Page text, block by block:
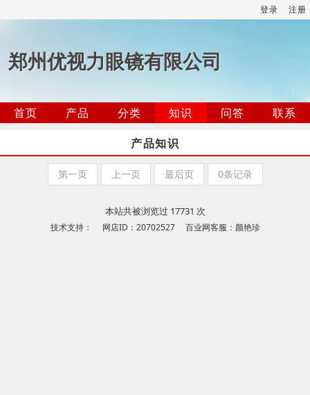
登录 注册
郑州优视力眼镜有限公司
首页 产品 分类 知识 问答
联系
产品知识
第一页 上一页 最后页 0条记录
本站共被浏览过 17731 次
技术支持： 网店ID：20702527 百业网客服：颜艳珍